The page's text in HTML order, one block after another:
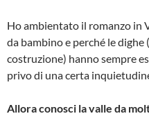
Ho ambientato il romanzo in
da bambino e perché le
costruzione) hanno sempre
privo di una certa
Allora conosci la valle da